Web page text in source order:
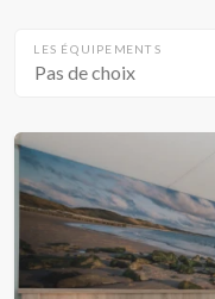
Pas de choix
LES ÉQUIPEMENTS